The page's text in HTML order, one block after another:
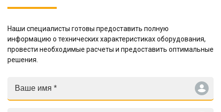
Наши специалисты готовы предоставить полную
информацию о технических характеристиках оборудования,
провести необходимые расчеты и предоставить оптимальные
решения.